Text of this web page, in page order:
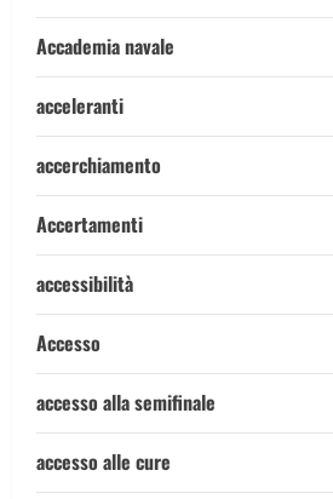
Accademia navale
acceleranti
accerchiamento
Accertamenti
accessibilità
Accesso
accesso alla semifinale
accesso alle cure